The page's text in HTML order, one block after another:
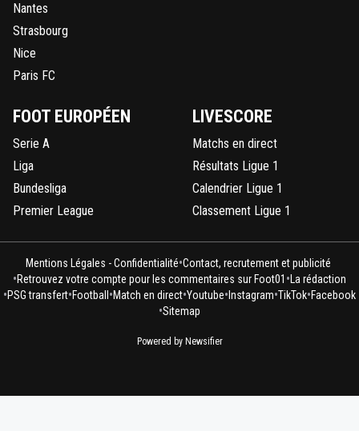
Nantes
Strasbourg
Nice
Paris FC
FOOT EUROPÉEN
Serie A
Liga
Bundesliga
Premier League
LIVESCORE
Matchs en direct
Résultats Ligue 1
Calendrier Ligue 1
Classement Ligue 1
Mentions Légales - Confidentialité•Contact, recrutement et publicité
•Retrouvez votre compte pour les commentaires sur Foot01 • La rédaction
•PSG transfert•Football •Match en direct•Youtube• Instagram•TikTok•Facebook
•Sitemap
Powered by Newsifier